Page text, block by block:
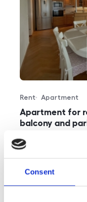
Consent
Apartment for
balcony and
Offer type
Rent
Property type
Apartment
rozměry
disposition
5+kk